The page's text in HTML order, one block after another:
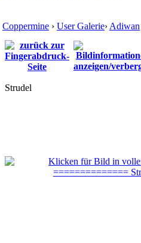
Coppermine › User Galerie› Adiwan
Strudel